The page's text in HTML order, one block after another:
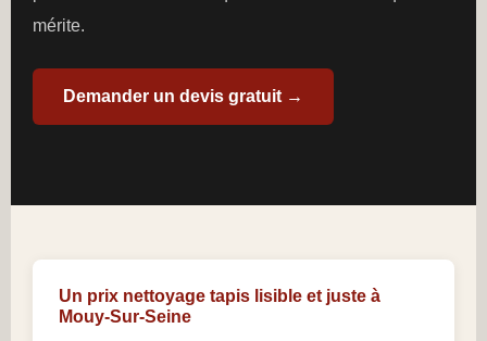
mérite.
Demander un devis gratuit →
Un prix nettoyage tapis lisible et juste à
Mouy-Sur-Seine